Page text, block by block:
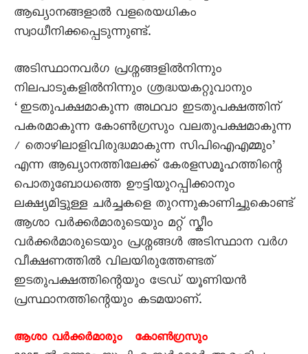
ആഖ്യാനങ്ങളാൽ വളരെയധികം
സ്വാധീനിക്കപ്പെടുന്നുണ്ട്.
അടിസ്ഥാനവർഗ പ്രശ്നങ്ങളിൽനിന്നും
നിലപാടുകളിൽനിന്നും ശ്രദ്ധയകറ്റുവാനും
‘ഇടതുപക്ഷമാകുന്ന അഥവാ ഇടതുപക്ഷത്തിന്
പകരമാകുന്ന കോൺഗ്രസും വലതുപക്ഷമാകുന്ന
/ തൊഴിലാളിവിരുദ്ധമാകുന്ന സിപിഐഎമ്മും’
എന്ന ആഖ്യാനത്തിലേക്ക് കേരളസമൂഹത്തിന്റെ
പൊതുബോധത്തെ ഊട്ടിയുറപ്പിക്കാനും
ലക്ഷ്യമിട്ടുള്ള ചർച്ചകളെ തുറന്നുകാണിച്ചുകൊണ്ട്
ആശാ വർക്കർമാരുടെയും മറ്റ് സ്കീം
വർക്കർമാരുടെയും പ്രശ്നങ്ങൾ അടിസ്ഥാന വർഗ
വീക്ഷണത്തിൽ വിലയിരുത്തേണ്ടത്
ഇടതുപക്ഷത്തിന്റെയും ട്രേഡ് യൂണിയൻ
പ്രസ്ഥാനത്തിന്റെയും കടമയാണ്.
ആശാ വർക്കർമാരും കോൺഗ്രസും